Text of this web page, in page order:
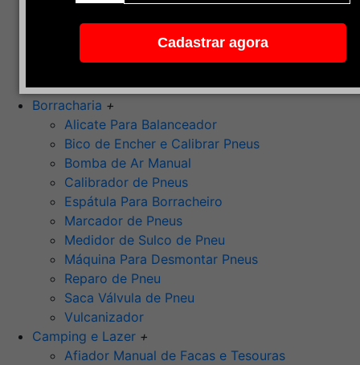
Cadastrar agora
Pasta Para Assentar Válvula
Pedra de Afiar
Ponta Montada (Oxido de Alumínio)
Rebolos
Borracharia +
Alicate Para Balanceador
Bico de Encher e Calibrar Pneus
Bomba de Ar Manual
Calibrador de Pneus
Espátula Para Borracheiro
Marcador de Pneus
Medidor de Sulco de Pneu
Máquina Para Desmontar Pneus
Reparo de Pneu
Saca Válvula de Pneu
Vulcanizador
Camping e Lazer +
Afiador Manual de Facas e Tesouras